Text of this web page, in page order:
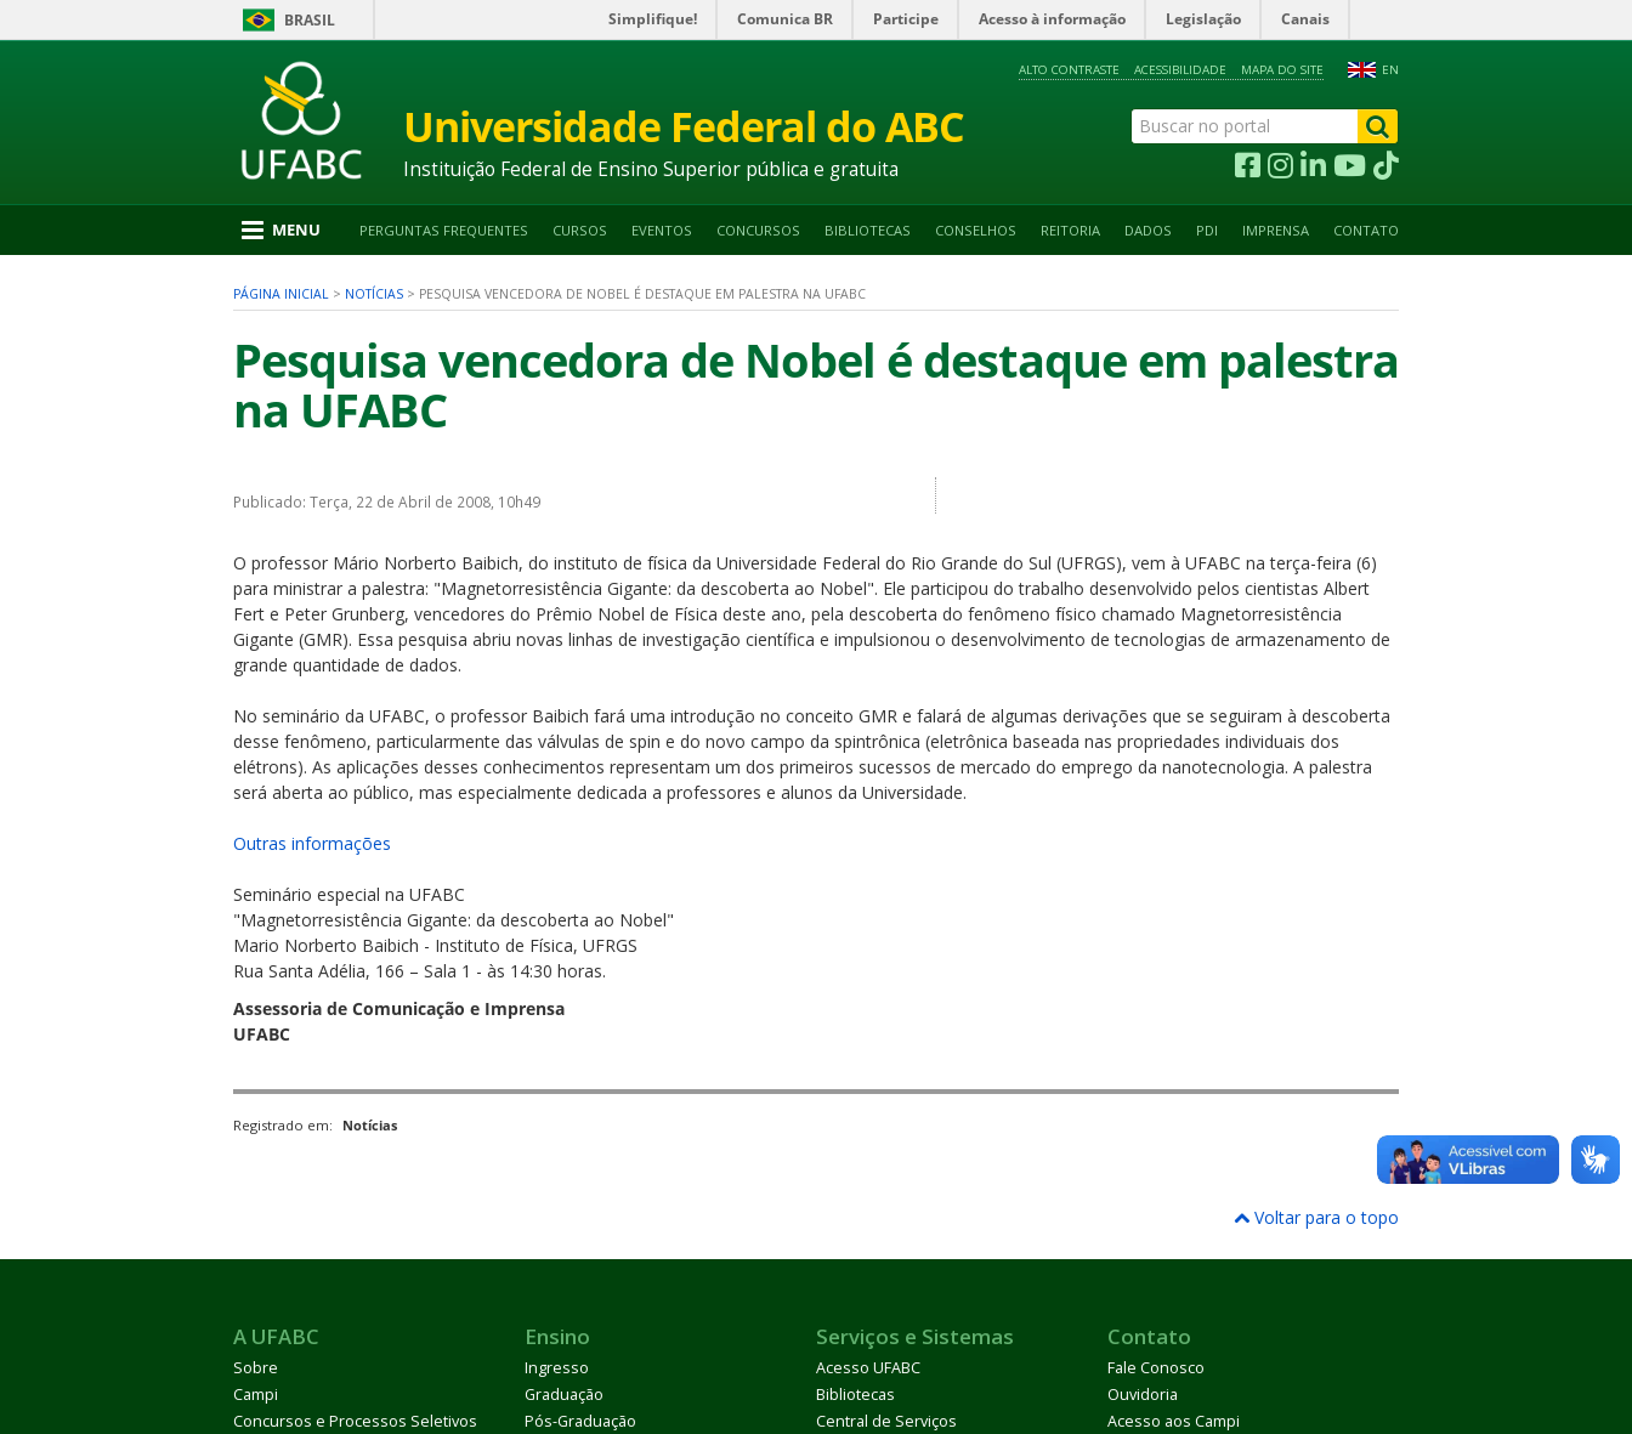
BRASIL Simplifique! Comunica BR Participe Acesso à informação Legislação Canais
para
2
Ir
4
EN
ALTO CONTRASTE ACESSIBILIDADE MAPA DO SITE
Universidade Federal do ABC
Instituição Federal de Ensino Superior pública e gratuita
MENU PERGUNTAS FREQUENTES CURSOS EVENTOS CONCURSOS BIBLIOTECAS CONSELHOS REITORIA DADOS PDI IMPRENSA CONTATO
PÁGINA INICIAL > NOTÍCIAS > PESQUISA VENCEDORA DE NOBEL É DESTAQUE EM PALESTRA NA UFABC
Pesquisa vencedora de Nobel é destaque em palestra
na UFABC
Publicado: Terça, 22 de Abril de 2008, 10h49
O professor Mário Norberto Baibich, do instituto de física da Universidade Federal do Rio Grande do Sul (UFRGS), vem à UFABC na terça-feira (6)
para ministrar a palestra: "Magnetorresistência Gigante: da descoberta ao Nobel". Ele participou do trabalho desenvolvido pelos cientistas Albert
Fert e Peter Grunberg, vencedores do Prêmio Nobel de Física deste ano, pela descoberta do fenômeno físico chamado Magnetorresistência
Gigante (GMR). Essa pesquisa abriu novas linhas de investigação científica e impulsionou o desenvolvimento de tecnologias de armazenamento de
grande quantidade de dados.
No seminário da UFABC, o professor Baibich fará uma introdução no conceito GMR e falará de algumas derivações que se seguiram à descoberta
desse fenômeno, particularmente das válvulas de spin e do novo campo da spintrônica (eletrônica baseada nas propriedades individuais dos
elétrons). As aplicações desses conhecimentos representam um dos primeiros sucessos de mercado do emprego da nanotecnologia. A palestra
será aberta ao público, mas especialmente dedicada a professores e alunos da Universidade.
Outras informações
Seminário especial na UFABC
"Magnetorresistência Gigante: da descoberta ao Nobel"
Mario Norberto Baibich - Instituto de Física, UFRGS
Rua Santa Adélia, 166 – Sala 1 - às 14:30 horas.
Assessoria de Comunicação e Imprensa
UFABC
Registrado em: Notícias
Voltar para o topo
A UFABC
Sobre
Campi
Concursos e Processos Seletivos
Ensino
Ingresso
Graduação
Pós-Graduação
Serviços e Sistemas
Acesso UFABC
Bibliotecas
Central de Serviços
Contato
Fale Conosco
Ouvidoria
Acesso aos Campi